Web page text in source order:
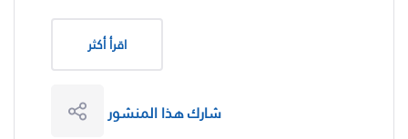
اقرأ أكثر
شارك هذا المنشور